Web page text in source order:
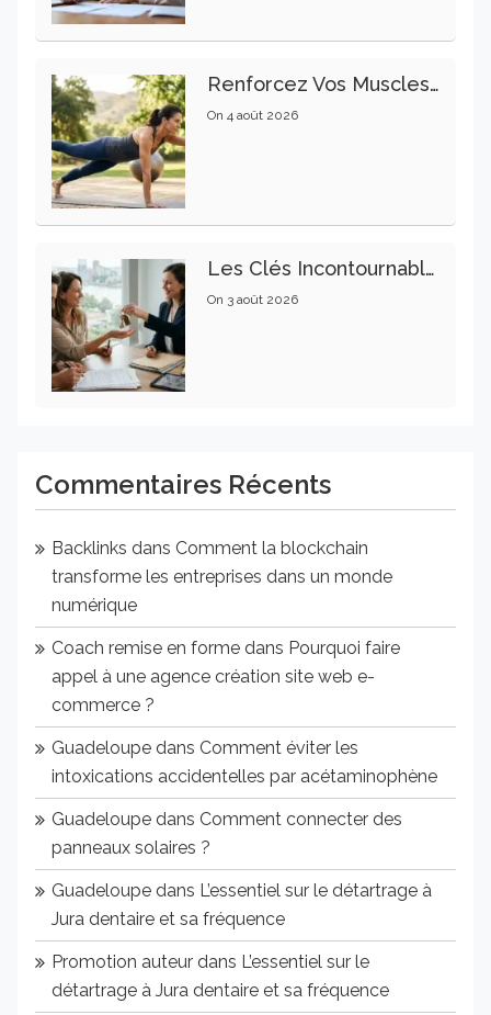
Renforcez Vos Muscles Profonds Pour Apaiser Votre Mal De Dos
On 4 août 2026
Les Clés Incontournables Pour Réussir Vos Transactions Immobilières
On 3 août 2026
Commentaires Récents
Backlinks dans Comment la blockchain
transforme les entreprises dans un monde
numérique
Coach remise en forme dans Pourquoi faire
appel à une agence création site web e-
commerce ?
Guadeloupe dans Comment éviter les
intoxications accidentelles par acétaminophène
Guadeloupe dans Comment connecter des
panneaux solaires ?
Guadeloupe dans L’essentiel sur le détartrage à
Jura dentaire et sa fréquence
Promotion auteur dans L’essentiel sur le
détartrage à Jura dentaire et sa fréquence